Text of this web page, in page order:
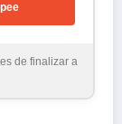
de finalizar a